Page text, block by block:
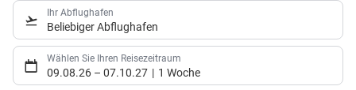
Welt
Ihr perfektes
Flusskreuzfahrt-
Erlebnis
Ihr Abflughafen
Beliebiger Abflughafen
Wählen Sie Ihren Reisezeitraum
09.08.26 – 07.10.27 1 Woche